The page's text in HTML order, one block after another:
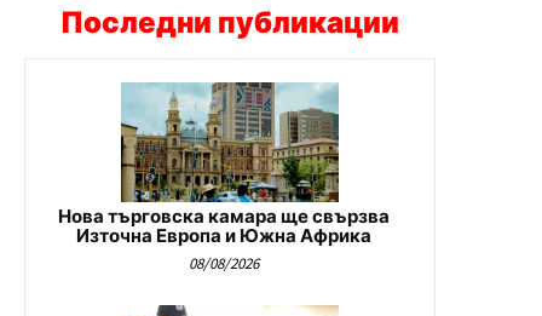
Последни публикации
Нова търговска камара ще свързва
Източна Европа и Южна Африка
08/08/2026